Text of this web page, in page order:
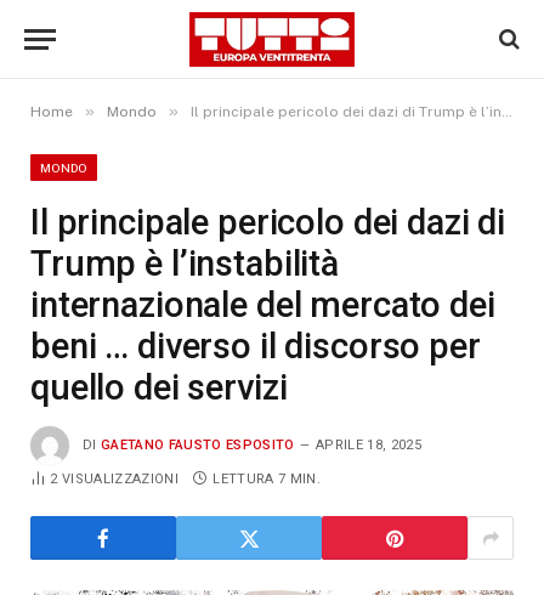
Home » Mondo » Il principale pericolo dei dazi di Trump è l’instabilità internazionale del mercato dei beni … diverso il discorso per quello dei servizi
MONDO
Il principale pericolo dei dazi di
Trump è l’instabilità
internazionale del mercato dei
beni … diverso il discorso per
quello dei servizi
DI GAETANO FAUSTO ESPOSITO APRILE 18, 2025
2VISUALIZZAZIONI LETTURA 7 MIN.